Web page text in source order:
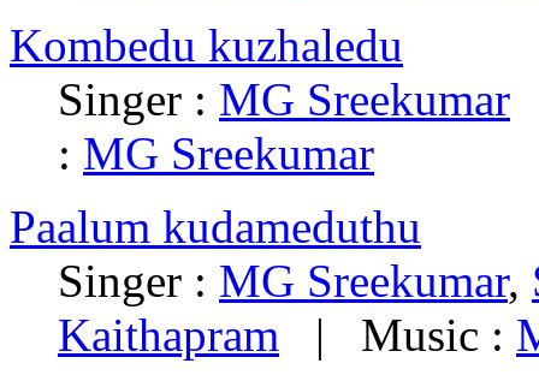
Kombedu kuzhaledu
Singer : MG Sreekumar
: MG Sreekumar
Paalum kudameduthu
Singer : MG Sreekumar,
Kaithapram | Music :